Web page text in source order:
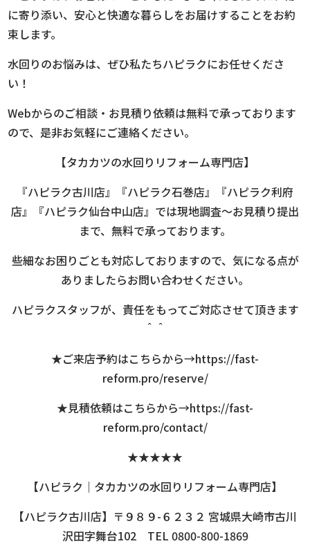
に寄り添い、安心と快適な暮らしをお届けすることをお約
束します。
水回りのお悩みは、ぜひ私たちハピラクにお任せくださ
い！
Webからのご相談・お見積り依頼は無料で承っております
ので、是非お気軽にご連絡ください。
【タカカツの水回りリフォーム専門店】
『ハピラク古川店』『ハピラク石巻店』『ハピラク利府
店』『ハピラク仙台中山店』では現地調査～お見積り提出
まで、無料で承っております。
些細なお困りごとも対応しておりますので、気になる点が
ありましたらお問い合わせください。
ハピラクスタッフが、責任をもってご対応させて頂きます
＾＾
★ご来店予約はこちらから→https://fast-
reform.pro/reserve/
★見積依頼はこちらから→https://fast-
reform.pro/contact/
★★★★★
【ハピラク｜タカカツの水回りリフォーム専門店】
【ハピラク古川店】〒９８９-６２３２ 宮城県大崎市古川
沢田字舞台102 TEL 0800-800-1869